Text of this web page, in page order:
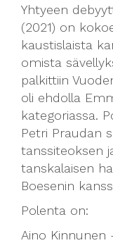
Yhtyeen
(2021) on
kaustislaista
omista
palkittiin
oli ehdolla
kategoriassa.
Petri Praudan
tanssiteoksen
tanskalaisen
Boesenin
Polenta on:
Aino Kinnunen